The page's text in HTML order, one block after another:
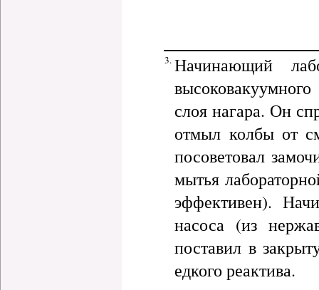
3. Начинающий
слоя нагара. Он
отмыл колбы от
посоветовал
мытья
эффективен).
насоса (из
поставил в
едкого реактива.